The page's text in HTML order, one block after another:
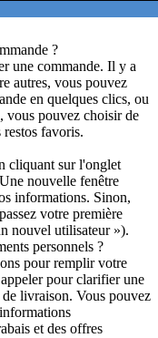
?
une commande. Il y a
autres, vous pouvez
en quelques clics, ou
vous pouvez choisir de
favoris.
cliquant sur l'onglet
nouvelle fenêtre
informations. Sinon,
votre première
nouvel utilisateur »).
personnels ?
pour remplir votre
pour clarifier une
livraison. Vous pouvez
et des offres